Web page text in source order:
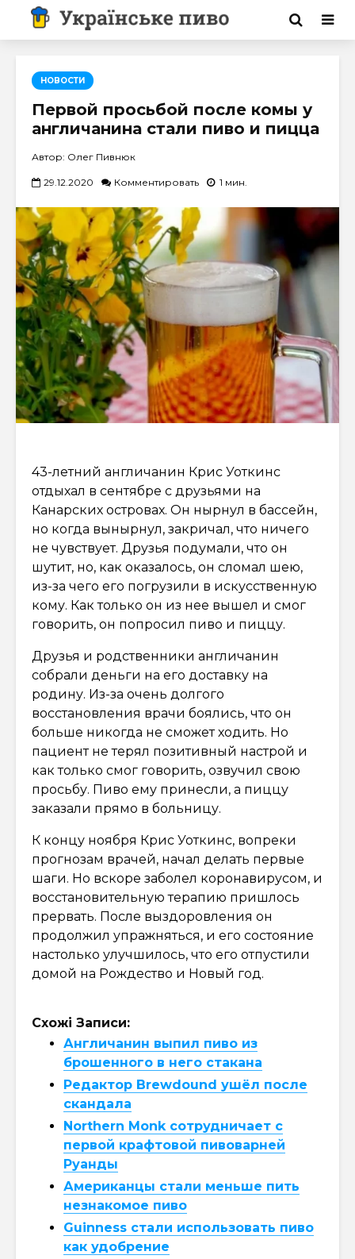
НОВОСТИ
Первой просьбой после комы у
англичанина стали пиво и пицца
Автор: Олег Пивнюк
29.12.2020 Комментировать 1 мин.
43-летний англичанин Крис Уоткинс
отдыхал в сентябре с друзьями на
Канарских островах. Он нырнул в бассейн,
но когда вынырнул, закричал, что ничего
не чувствует. Друзья подумали, что он
шутит, но, как оказалось, он сломал шею,
из-за чего его погрузили в искусственную
кому. Как только он из нее вышел и смог
говорить, он попросил пиво и пиццу.
Друзья и родственники англичанин
собрали деньги на его доставку на
родину. Из-за очень долгого
восстановления врачи боялись, что он
больше никогда не сможет ходить. Но
пациент не терял позитивный настрой и
как только смог говорить, озвучил свою
просьбу. Пиво ему принесли, а пиццу
заказали прямо в больницу.
К концу ноября Крис Уоткинс, вопреки
прогнозам врачей, начал делать первые
шаги. Но вскоре заболел коронавирусом, и
восстановительную терапию пришлось
прервать. После выздоровления он
продолжил упражняться, и его состояние
настолько улучшилось, что его отпустили
домой на Рождество и Новый год.
Схожі Записи:
Англичанин выпил пиво из
брошенного в него стакана
Редактор Brewdound ушёл после
скандала
Northern Monk сотрудничает с
первой крафтовой пивоварней
Руанды
Американцы стали меньше пить
незнакомое пиво
Guinness стали использовать пиво
как удобрение